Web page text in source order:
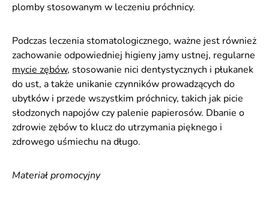
plomby stosowanym w leczeniu próchnicy.
Podczas leczenia stomatologicznego, ważne jest również
zachowanie odpowiedniej higieny jamy ustnej, regularne
mycie zębów, stosowanie nici dentystycznych i płukanek
do ust, a także unikanie czynników prowadzących do
ubytków i przede wszystkim próchnicy, takich jak picie
słodzonych napojów czy palenie papierosów. Dbanie o
zdrowie zębów to klucz do utrzymania pięknego i
zdrowego uśmiechu na długo.
Materiał promocyjny